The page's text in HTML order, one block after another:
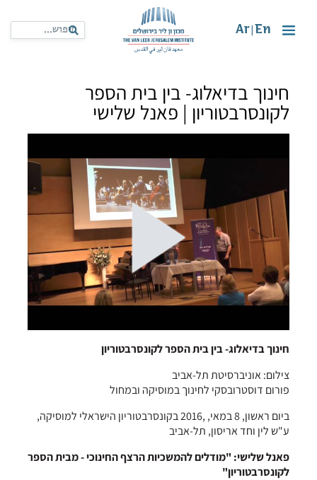
En
Ar
חינוך בדיאלוג- בין בית הספר
לקונסרבטוריון | פאנל שלישי
חינוך בדיאלוג- בין בית הספר לקונסרבטוריון
צילום: אוניברסיטת תל-אביב
פורום דוסטרובסקי לחינוך במוסיקה ובמחול
ביום ראשון, 8 במאי, ,2016 בקונסרבטוריון הישראלי למוסיקה,
ע"ש לין וחד אריסון, תל-אביב
פאנל שלישי: "מודלים להמשכיות הרצף החינוכי - מבית הספר
לקונסרבטוריון"